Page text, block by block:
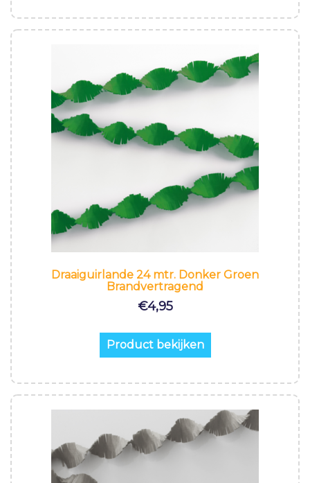
Draaiguirlande 24 mtr. Donker Groen
Brandvertragend
€4,95
Product bekijken